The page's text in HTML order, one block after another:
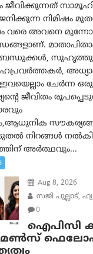
ജീവിക്കുന്നത്
ജനിക്കുന്ന നിമിഷം
വരെ അവനെ
ചേർന്ന
ജീവിതം
നിറങ്ങൾ
അർത്ഥവും...
Aug 8, 2026
സജി പുല്ലാട്,
0
ഐപിസി